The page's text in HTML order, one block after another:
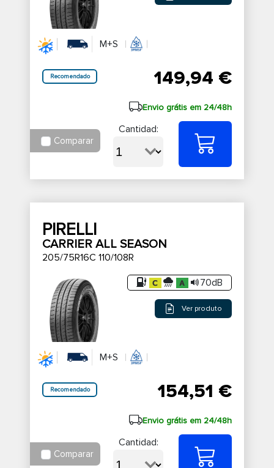
M+S
Recomendado 149,94 €
Envio grátis em 24/48h
Comparar
Cantidad:
PIRELLI
CARRIER ALL SEASON
205/75R16C 110/108R
70dB
Ver produto
M+S
Recomendado 154,51 €
Envio grátis em 24/48h
Comparar
Cantidad: